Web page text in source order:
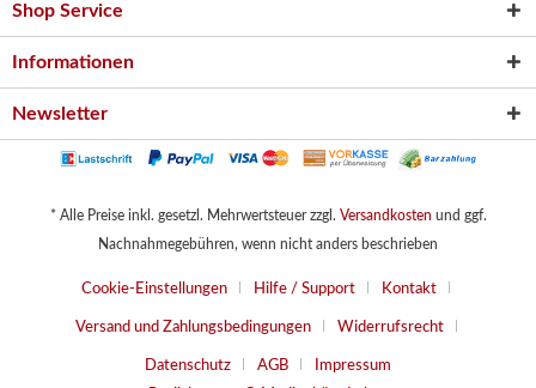
Shop Service
Informationen
Newsletter
* Alle Preise inkl. gesetzl. Mehrwertsteuer zzgl. Versandkosten und ggf.
Nachnahmegebühren, wenn nicht anders beschrieben
Cookie-Einstellungen Hilfe / Support Kontakt
Versand und Zahlungsbedingungen Widerrufsrecht
Datenschutz AGB
Impressum